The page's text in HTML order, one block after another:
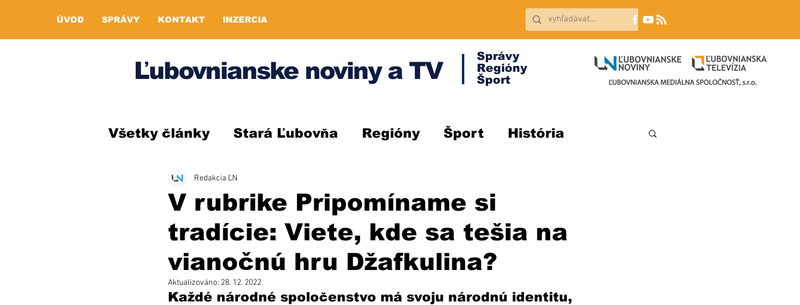
ÚVOD SPRÁVY KONTAKT INZERCIA
Ľubovnianske noviny a TV
Správy
Regióny
Šport
Všetky články Stará Ľubovňa Regióny Šport História
V rubrike Pripomíname si
tradície: Viete, kde sa tešia na
vianočnú hru Džafkulina?
Redakcia ĽN
Aktualizováno: 28. 12. 2022
Každé národné spoločenstvo má svoju národnú identitu,